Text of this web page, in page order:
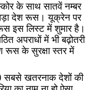
के साथ सातवें नम्बर
देश रूस। यूक्रेन पर
इस लिस्ट में शुमार है।
अपराधों में भी बढ़ोतरी
रूस के सुरक्षा स्तर में
सबसे खतरनाक देशों की